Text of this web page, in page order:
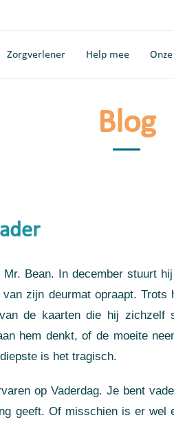
Zorgverlener Help mee
Blog
Bean. In december stuurt
zijn deurmat opraapt.
de kaarten die hij zichzelf
hem denkt, of de moeite
is het tragisch.
op Vaderdag. Je bent
geeft. Of misschien is er